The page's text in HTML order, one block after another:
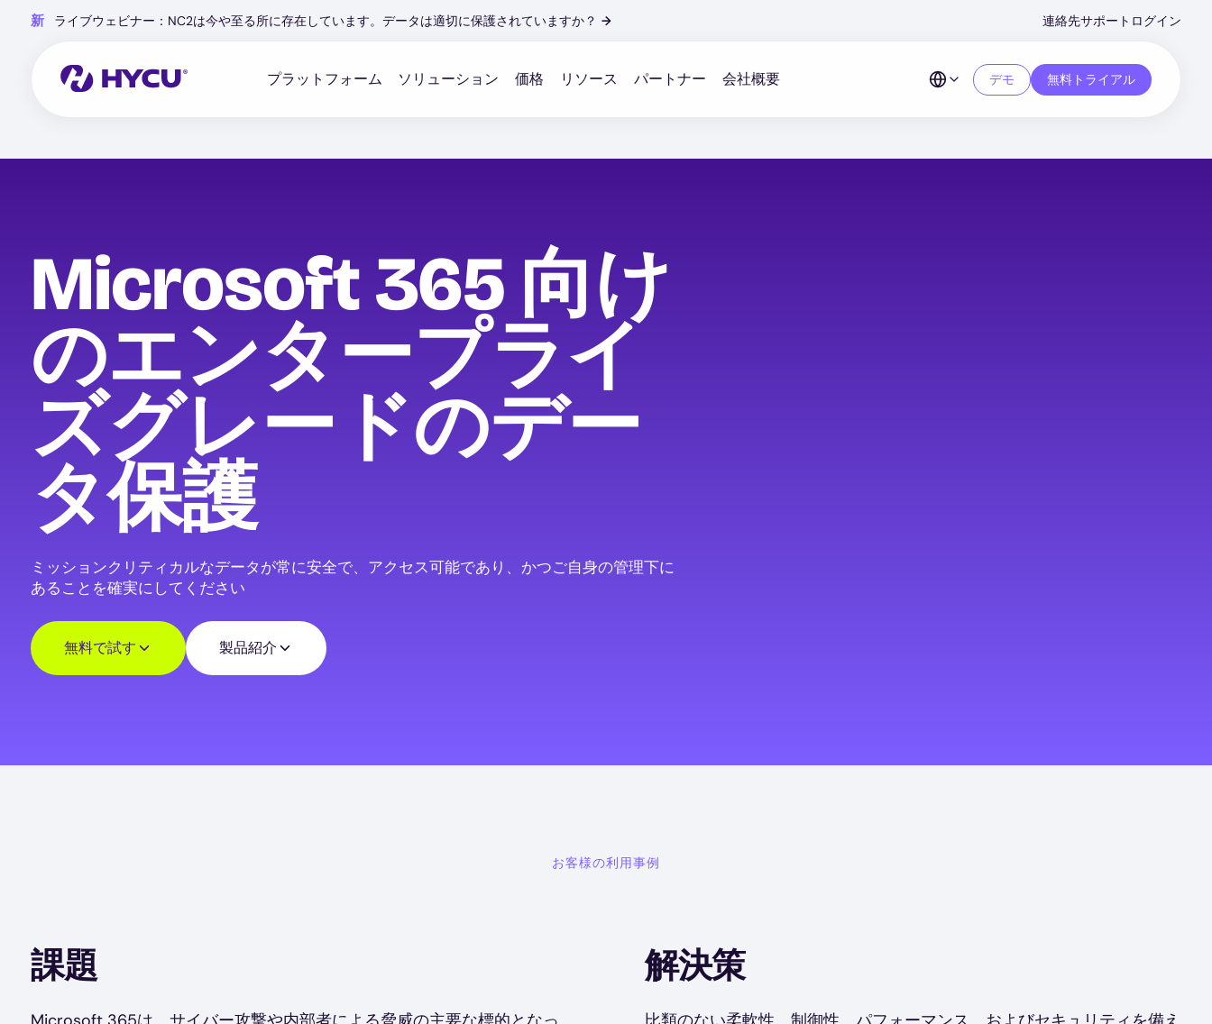
新 ライブウェビナー：NC2は今や至る所に存在しています。データは適切に保護されていますか？ →
Menu
連絡先サポート ログイン
プラットフォーム ソリューション 価格 リソース パートナー 会社概要 デモ 無料トライアル
Microsoft 365 向け
のエンタープライ
ズグレードのデー
タ保護
ミッションクリティカルなデータが常に安全で、アクセス可能であり、かつご自身の管理下に
あることを確実にしてください
無料で試す 製品紹介
お客様の利用事例
課題 解決策